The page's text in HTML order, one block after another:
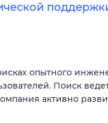
опытного
Поиск
активно